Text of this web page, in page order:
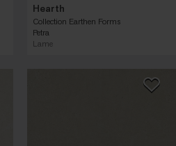
Hearth
Collection Earthen Forms
Petra
Lame